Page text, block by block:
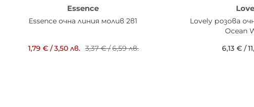
Essence
Essence очна линия молив 2в1
1,79 € /3,50 лв. 3,37 €/6,59 лв.
Lovely розова
Ocean
6,13 € /